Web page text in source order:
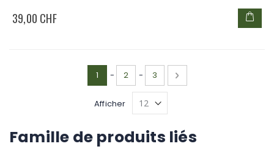
39,00 CHF
Page
Vous lisez actuellement la page
1 - Page
2 - Page
3 Page
Suivant
Afficher
Famille de produits liés